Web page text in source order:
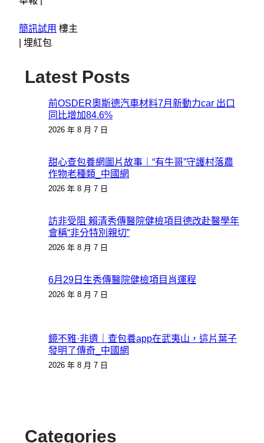
簡訊試用 樓主
埋紅包
Latest Posts
前OSDER奧斯德汽車材料7月新動力car 出口
同比增加84.6%
2026 年 8 月 7 日
甜心查包養網圖片故事｜“有牛哥”守護村落農
作物老種類_中國網
2026 年 8 月 7 日
訪非受阻 賴清秀傳醫院健檢項目德改赴醫學年
會稱“非分特別親切”
2026 年 8 月 7 日
6月29日生秀傳醫院健檢項目肖運程
2026 年 8 月 7 日
鏡不雅·非遺｜查包養app在武夷山，這片葉子
發明了傳奇_中國網
2026 年 8 月 7 日
Categories